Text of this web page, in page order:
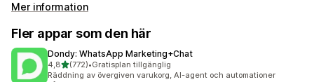
Mer information
Fler appar som den här
Dondy: WhatsApp Marketing+Chat
4,8av 5 stjärnor
(772)
772 recensioner totalt
•Gratisplan tillgänglig
Räddning av övergiven varukorg, AI-agent och automationer